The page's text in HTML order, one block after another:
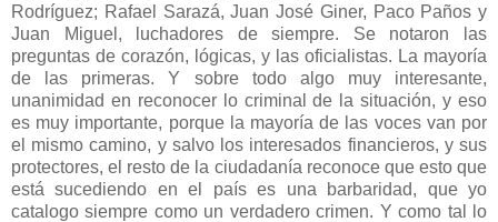
Rodríguez; Rafael Sarazá, Juan José Giner, Paco Paños y
Juan Miguel, luchadores de siempre. Se notaron las
preguntas de corazón, lógicas, y las oficialistas. La mayoría
de las primeras. Y sobre todo algo muy interesante,
unanimidad en reconocer lo criminal de la situación, y eso
es muy importante, porque la mayoría de las voces van por
el mismo camino, y salvo los interesados financieros, y sus
protectores, el resto de la ciudadanía reconoce que esto que
está sucediendo en el país es una barbaridad, que yo
catalogo siempre como un verdadero crimen. Y como tal lo